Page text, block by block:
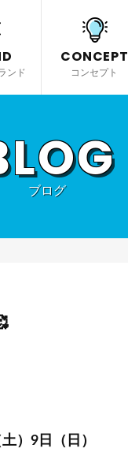
ンド
CONCEPT
コンセプト
ブログ
）9日（日）